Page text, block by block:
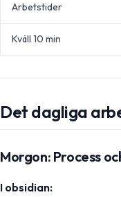
Arbetstider
Kväll 10 min
Det dagliga
Morgon: Process
I obsidian: